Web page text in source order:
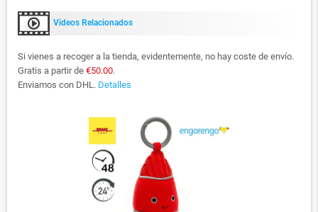
Videos Relacionados
Si vienes a recoger a la tienda, evidentemente, no hay coste de envío.
Gratis a partir de €50.00.
Enviamos con DHL. Detalles